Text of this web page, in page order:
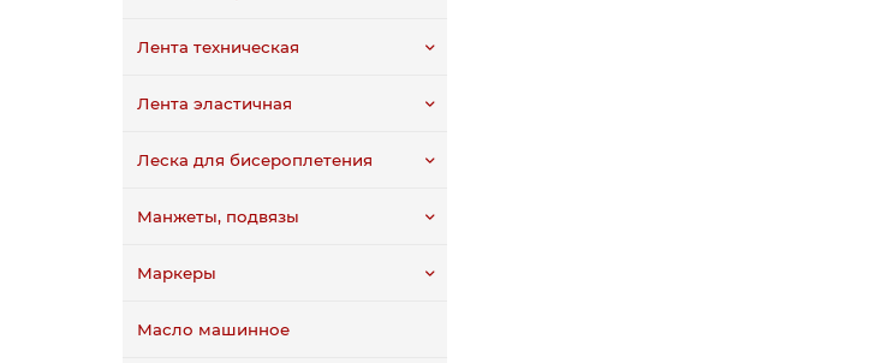
Лента техническая
Лента эластичная
Леска для бисероплетения
Манжеты, подвязы
Маркеры
Масло машинное